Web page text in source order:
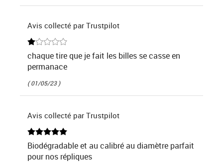
Avis collecté par Trustpilot
chaque tire que je fait les billes se casse en
permanace
( 01/05/23 )
Avis collecté par Trustpilot
Biodégradable et au calibré au diamètre parfait
pour nos répliques